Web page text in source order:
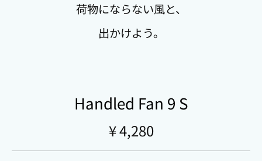
荷物にならない風と、
出かけよう。
Handled Fan 9 S
¥ 4,280